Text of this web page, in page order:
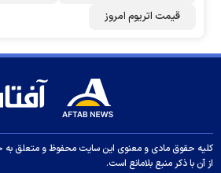
قیمت اتریوم امروز
کلیه حقوق مادی و معنوی این سایت محفوظ و متعلق به
از آن با ذکر منبع بلامانع است.